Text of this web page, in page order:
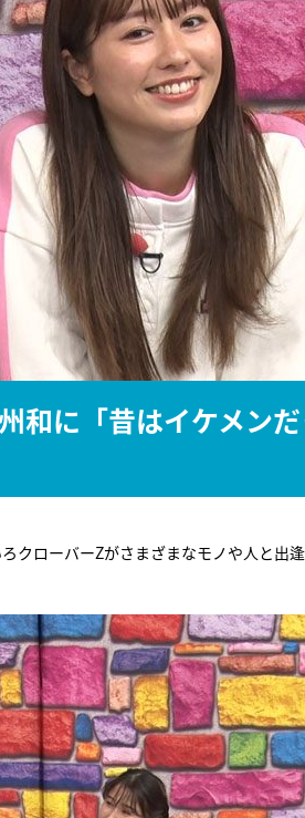
和に「昔はイケメンだ
クローバーZがさまざまなモノや人と出